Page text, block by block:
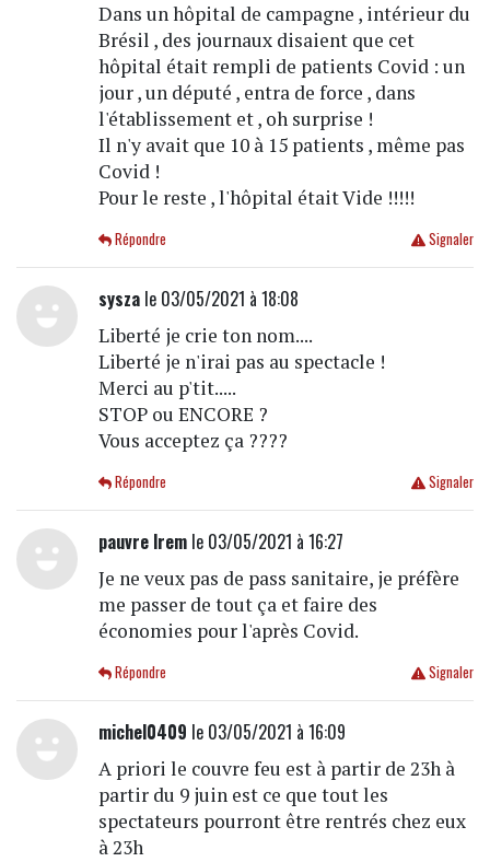
Dans un hôpital de campagne , intérieur du
Brésil , des journaux disaient que cet
hôpital était rempli de patients Covid : un
jour , un député , entra de force , dans
l'établissement et , oh surprise !
Il n'y avait que 10 à 15 patients , même pas
Covid !
Pour le reste , l'hôpital était Vide !!!!!
Signaler
Répondre
syszale 03/05/2021 à 18:08
Liberté je crie ton nom....
Liberté je n'irai pas au spectacle !
Merci au p'tit.....
STOP ou ENCORE ?
Vous acceptez ça ????
Signaler
Répondre
pauvre lremle 03/05/2021 à 16:27
Je ne veux pas de pass sanitaire, je préfère
me passer de tout ça et faire des
économies pour l'après Covid.
Signaler
Répondre
michel0409 le 03/05/2021 à 16:09
A priori le couvre feu est à partir de 23h à
partir du 9 juin est ce que tout les
spectateurs pourront être rentrés chez eux
à 23h